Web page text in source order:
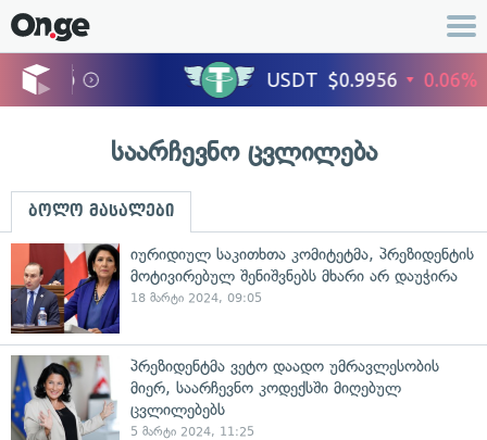
საარჩევნო ცვლილება
ბოლო მასალები
იურიდიულ საკითხთა კომიტეტმა, პრეზიდენტის
მოტივირებულ შენიშვნებს მხარი არ დაუჭირა
18 მარტი 2024, 09:05
პრეზიდენტმა ვეტო დაადო უმრავლესობის
მიერ, საარჩევნო კოდექსში მიღებულ
ცვლილებებს
5 მარტი 2024, 11:25